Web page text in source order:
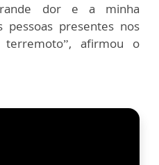
dor e a minha
pessoas presentes nos
terremoto”, afirmou o